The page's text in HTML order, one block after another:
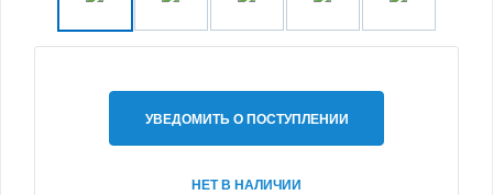
УВЕДОМИТЬ О ПОСТУПЛЕНИИ
НЕТ В НАЛИЧИИ